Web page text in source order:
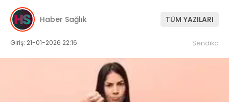
Haber Sağlık TÜM YAZILARI
Giriş: 21-01-2026 22:16 Sendika